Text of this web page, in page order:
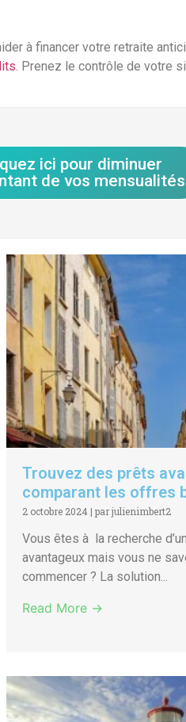
à financer votre retraite
. Prenez le contrôle de votre
ici pour diminuer
de vos mensualités
Trouvez des prêts
comparant les offres
2 octobre 2024 |par julienimbert2
Vous êtes à la recherche
avantageux mais vous ne
commencer ? La solution...
Read More →